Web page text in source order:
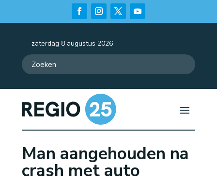
zaterdag 8 augustus 2026
Man aangehouden na
crash met auto